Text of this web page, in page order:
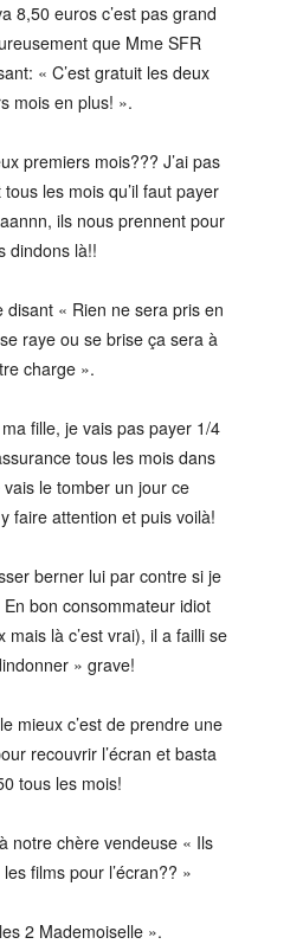
8,50 euros c’est pas grand
que Mme SFR
« C’est gratuit les deux
mois en plus! ».
premiers mois??? J’ai pas
les mois qu’il faut payer
ils nous prennent pour
dindons là!!
disant « Rien ne sera pris en
raye ou se brise ça sera à
charge ».
fille, je vais pas payer 1/4
tous les mois dans
vais le tomber un jour ce
faire attention et puis voilà!
berner lui par contre si je
En bon consommateur idiot
mais là c’est vrai), il a failli se
» grave!
mieux c’est de prendre une
recouvrir l’écran et basta
tous les mois!
notre chère vendeuse « Ils
films pour l’écran?? »
2 Mademoiselle ».